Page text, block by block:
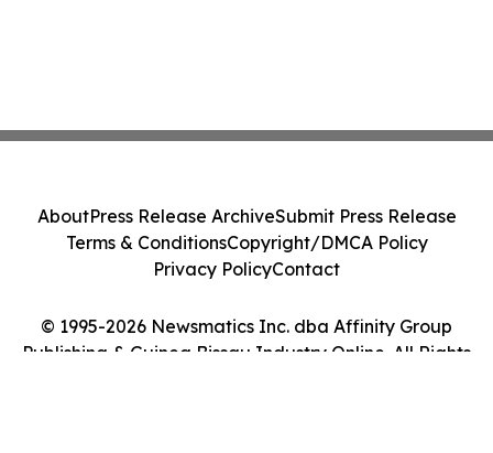
© 1995-2026 Newsmatics Inc. dba Affinity Group
Publishing & Guinea Bissau Industry Online. All Rights
AboutPress Release ArchiveSubmit Press Release
Terms & ConditionsCopyright/DMCA Policy
Privacy PolicyContact